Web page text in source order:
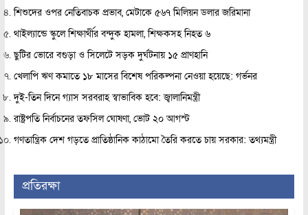
শিশুদের ওপর নেতিবাচক প্রভাব, মেটাকে ৫৬৭ মিলিয়ন ডলার জরিমানা
থাইল্যান্ডে স্কুলে শিক্ষার্থীর বন্দুক হামলা, শিক্ষকসহ নিহত ৬
ছুটির ভোরে বগুড়া ও সিলেটে সড়ক দুর্ঘটনায় ১৫ প্রাণহানি
খেলাপি ঋণ কমাতে ১৮ মাসের বিশেষ পরিকল্পনা নেওয়া হয়েছে: গর্ভনর
দুই-তিন দিনে গ্যাস সরবরাহ স্বাভাবিক হবে: জ্বালানিমন্ত্রী
রাষ্ট্রপতি নির্বাচনের তফসিল ঘোষণা, ভোট ২০ আগস্ট
গণতান্ত্রিক দেশ গড়তে প্রাতিষ্ঠানিক কাঠামো তৈরি করতে চায় সরকার: তথ্যমন্ত্রী
প্রতিরক্ষা